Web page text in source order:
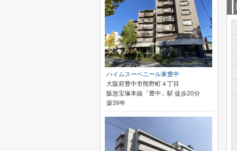
ハイムスーベニール東豊中
大阪府豊中市熊野町４丁目
阪急宝塚本線「豊中」駅 徒歩20分
築39年